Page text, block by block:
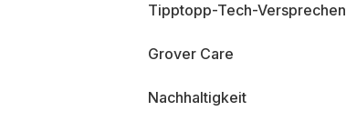
Tipptopp-Tech-Versprechen
Grover Care
Nachhaltigkeit